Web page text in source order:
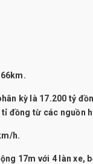
kỳ là 17.200 tỷ
đồng từ các nguồn
h.
17m với 4 làn xe,